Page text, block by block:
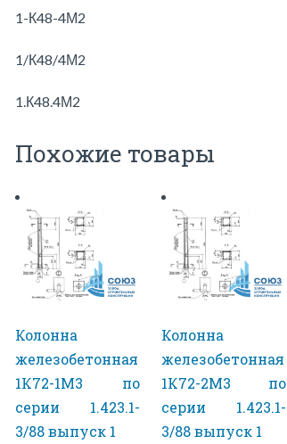
1-К48-4М2
1/К48/4М2
1.К48.4М2
Похожие товары
Колонна
железобетонная
1К72-1М3 по
серии 1.423.1-
3/88 выпуск 1
Колонна
железобетонная
1К72-2М3 по
серии 1.423.1-
3/88 выпуск 1